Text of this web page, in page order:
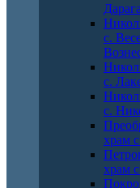
с.
с.
с.
храм
храм